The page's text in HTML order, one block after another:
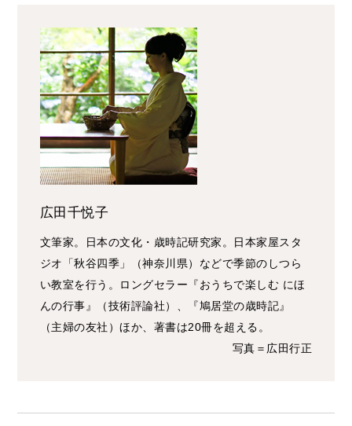
広田千悦子
文筆家。日本の文化・歳時記研究家。日本家屋スタ
ジオ「秋谷四季」（神奈川県）などで季節のしつら
い教室を行う。ロングセラー『おうちで楽しむ にほ
んの行事』（技術評論社）、『鳩居堂の歳時記』
（主婦の友社）ほか、著書は20冊を超える。
写真＝広田行正